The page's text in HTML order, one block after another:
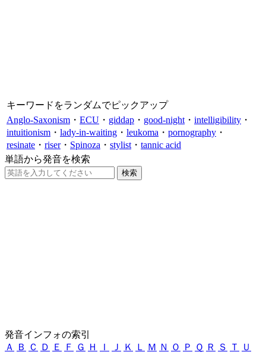
キーワードをランダムでピックアップ
Anglo-Saxonism ・ ECU ・ giddap ・ good-night ・ intelligibility ・
intuitionism ・ lady-in-waiting ・ leukoma ・ pornography ・
resinate ・ riser・ Spinoza ・ stylist ・ tannic acid
単語から発音を検索
発音インフォの索引
Ａ
Ｂ Ｃ Ｄ Ｅ Ｆ Ｇ Ｈ Ｉ Ｊ Ｋ Ｌ Ｍ Ｎ Ｏ Ｐ Ｑ Ｒ Ｓ Ｔ
Ｕ